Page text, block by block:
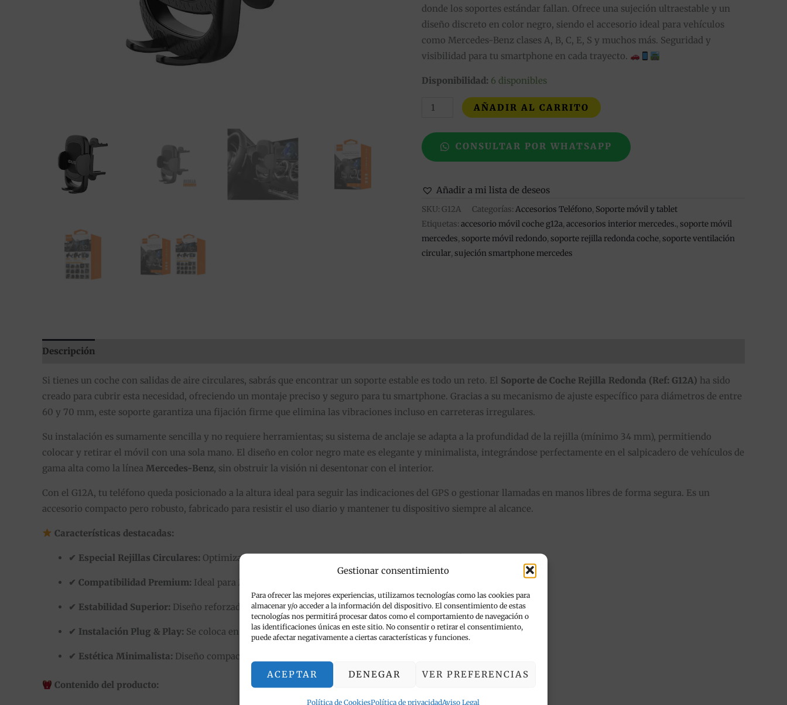
Gestionar consentimiento
Para ofrecer las mejores experiencias, utilizamos tecnologías como las cookies para
almacenar y/o acceder a la información del dispositivo. El consentimiento de estas
tecnologías nos permitirá procesar datos como el comportamiento de navegación o
las identificaciones únicas en este sitio. No consentir o retirar el consentimiento,
puede afectar negativamente a ciertas características y funciones.
ACEPTAR DENEGAR VER PREFERENCIAS
Política de CookiesPolítica de privacidadAviso Legal
donde los soportes estándar fallan. Ofrece una sujeción ultraestable y un
diseño discreto en color negro, siendo el accesorio ideal para vehículos
como Mercedes-Benz clases A, B, C, E, S y muchos más. Seguridad y
visibilidad para tu smartphone en cada trayecto.
Disponibilidad: 6 disponibles
AÑADIR AL CARRITO
CONSULTAR POR WHATSAPP
Añadir a mi lista de deseos
SKU: G12A Categorías: Accesorios Teléfono, Soporte móvil y tablet
Etiquetas: accesorio móvil coche g12a,accesorios interior mercedes.,soporte móvil
mercedes,soporte móvil redondo,soporte rejilla redonda coche,soporte ventilación
circular,sujeción smartphone mercedes
Descripción
Si tienes un coche con salidas de aire circulares, sabrás que encontrar un soporte estable es todo un reto. El Soporte de Coche Rejilla Redonda (Ref: G12A) ha sido
creado para cubrir esta necesidad, ofreciendo un montaje preciso y seguro para tu smartphone. Gracias a su mecanismo de ajuste específico para diámetros de entre
60 y 70 mm, este soporte garantiza una fijación firme que elimina las vibraciones incluso en carreteras irregulares.
Su instalación es sumamente sencilla y no requiere herramientas; su sistema de anclaje se adapta a la profundidad de la rejilla (mínimo 34 mm), permitiendo
colocar y retirar el móvil con una sola mano. El diseño en color negro mate es elegante y minimalista, integrándose perfectamente en el salpicadero de vehículos de
gama alta como la línea Mercedes-Benz, sin obstruir la visión ni desentonar con el interior.
Con el G12A, tu teléfono queda posicionado a la altura ideal para seguir las indicaciones del GPS o gestionar llamadas en manos libres de forma segura. Es un
accesorio compacto pero robusto, fabricado para resistir el uso diario y mantener tu dispositivo siempre al alcance.
Características destacadas:
✔ Especial Rejillas Circulares: Optimizado para ventilaciones redondas de 60-70 mm de diámetro.
✔ Compatibilidad Premium: Ideal para Mercedes-Benz (Clases A/B/C/E/S) y otros modelos con rejilla redonda.
✔ Estabilidad Superior: Diseño reforzado que minimiza el movimiento del smartphone.
✔ Instalación Plug & Play: Se coloca en segundos sin dañar las lamas de la ventilación.
✔ Estética Minimalista: Diseño compacto en color negro que no invade el espacio del habitáculo.
Contenido del producto: